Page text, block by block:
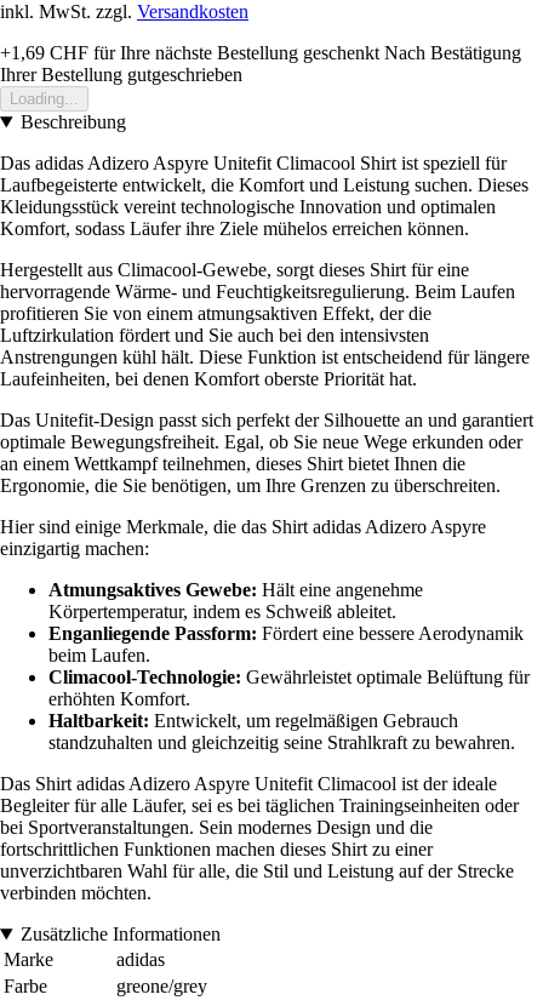
inkl. MwSt. zzgl. Versandkosten
+1,69 CHF für Ihre nächste Bestellung geschenkt Nach Bestätigung
Ihrer Bestellung gutgeschrieben
Loading...
Beschreibung
Das adidas Adizero Aspyre Unitefit Climacool Shirt ist speziell für
Laufbegeisterte entwickelt, die Komfort und Leistung suchen. Dieses
Kleidungsstück vereint technologische Innovation und optimalen
Komfort, sodass Läufer ihre Ziele mühelos erreichen können.
Hergestellt aus Climacool-Gewebe, sorgt dieses Shirt für eine
hervorragende Wärme- und Feuchtigkeitsregulierung. Beim Laufen
profitieren Sie von einem atmungsaktiven Effekt, der die
Luftzirkulation fördert und Sie auch bei den intensivsten
Anstrengungen kühl hält. Diese Funktion ist entscheidend für längere
Laufeinheiten, bei denen Komfort oberste Priorität hat.
Das Unitefit-Design passt sich perfekt der Silhouette an und garantiert
optimale Bewegungsfreiheit. Egal, ob Sie neue Wege erkunden oder
an einem Wettkampf teilnehmen, dieses Shirt bietet Ihnen die
Ergonomie, die Sie benötigen, um Ihre Grenzen zu überschreiten.
Hier sind einige Merkmale, die das Shirt adidas Adizero Aspyre
einzigartig machen:
Atmungsaktives Gewebe: Hält eine angenehme
Körpertemperatur, indem es Schweiß ableitet.
Enganliegende Passform: Fördert eine bessere Aerodynamik
beim Laufen.
Climacool-Technologie: Gewährleistet optimale Belüftung für
erhöhten Komfort.
Haltbarkeit: Entwickelt, um regelmäßigen Gebrauch
standzuhalten und gleichzeitig seine Strahlkraft zu bewahren.
Das Shirt adidas Adizero Aspyre Unitefit Climacool ist der ideale
Begleiter für alle Läufer, sei es bei täglichen Trainingseinheiten oder
bei Sportveranstaltungen. Sein modernes Design und die
fortschrittlichen Funktionen machen dieses Shirt zu einer
unverzichtbaren Wahl für alle, die Stil und Leistung auf der Strecke
verbinden möchten.
Zusätzliche Informationen
Marke
adidas
Farbe
greone/grey